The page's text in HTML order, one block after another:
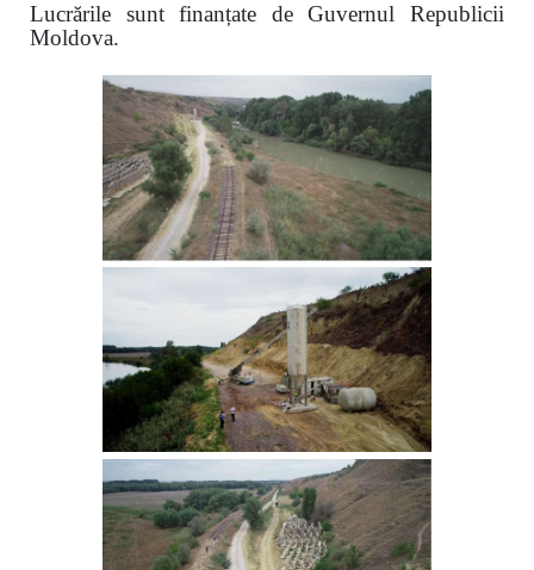
Lucrările sunt finanțate de Guvernul Republicii
Moldova.